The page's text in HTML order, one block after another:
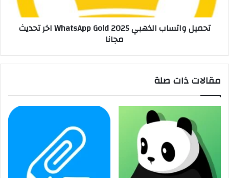
تحميل واتساب الذهبي 2025 WhatsApp Gold اخر تحديث
مجانا
مقالات ذات صلة